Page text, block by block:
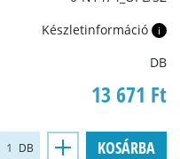
Készletinformáció i
DB
13 671 Ft
DB KOSÁRBA